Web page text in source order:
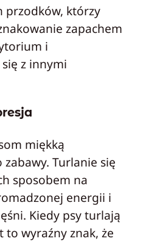
przodków, którzy
zapachem
i
z innymi
miękką
Turlanie się
sposobem na
energii i
Kiedy psy turlają
to wyraźny znak, że